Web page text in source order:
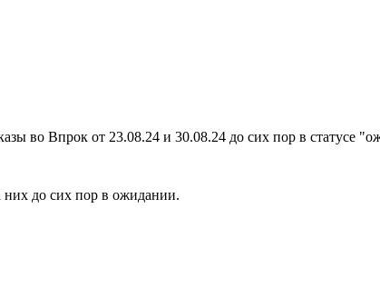
во Впрок от 23.08.24 и 30.08.24 до сих пор в статусе
до сих пор в ожидании.